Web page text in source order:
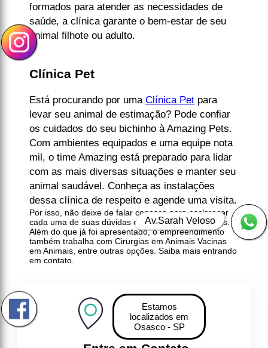
formados para atender as necessidades de
saúde, a clínica garante o bem-estar de seu
animal filhote ou adulto.
Clínica Pet
Está procurando por umaClínica Pet para
levar seu animal de estimação? Pode confiar
os cuidados do seu bichinho à Amazing Pets.
Com ambientes equipados e uma equipe nota
mil, o time Amazing está preparado para lidar
com as mais diversas situações e manter seu
animal saudável. Conheça as instalações
dessa clínica de respeito e agende uma visita.
Por isso, não deixe de falar conosco para esclarecer
cada uma de suas dúvidas com nossos funcionários.
Além do que já foi apresentado, o empreendimento
também trabalha com Cirurgias em Animais Vacinas
em Animais, entre outras opções. Saiba mais entrando
em contato.
Estamos
localizados em
Osasco - SP
Av.Sarah Veloso